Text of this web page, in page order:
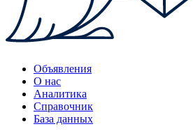
Объявления
О нас
Аналитика
Справочник
База данных